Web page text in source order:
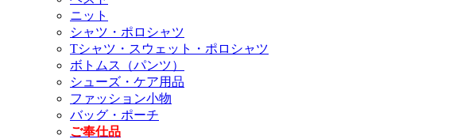
ニット
シャツ・ポロシャツ
Tシャツ・スウェット・ポロシャツ
ボトムス（パンツ）
シューズ・ケア用品
ファッション小物
バッグ・ポーチ
ご奉仕品